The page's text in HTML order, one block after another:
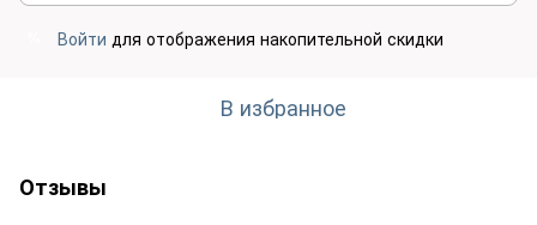
Войти для отображения накопительной скидки
В избранное
Отзывы